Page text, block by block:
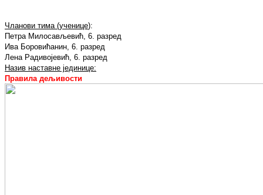
Чланови тима (ученице):
Петра Милосављевић, 6. разред
Ива Боровићанин, 6. разред
Лена Радивојевић, 6. разред
Назив наставне јединице:
Правила дељивости